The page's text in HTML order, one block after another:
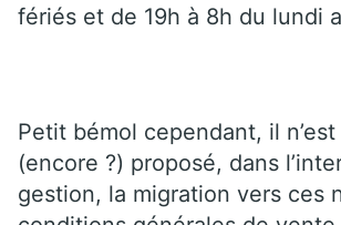
fériés et de 19h à 8h du lundi
Petit bémol cependant, il n’est
(encore ?) proposé, dans
gestion, la migration vers ces